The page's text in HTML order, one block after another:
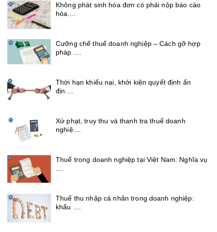
Không phát sinh hóa đơn có phải nộp báo cáo
hóa....
Cưỡng chế thuế doanh nghiệp – Cách gỡ hợp
pháp ....
Thời hạn khiếu nại, khởi kiện quyết định ấn
địn....
Xử phạt, truy thu và thanh tra thuế doanh
nghiệ....
Thuế trong doanh nghiệp tại Việt Nam: Nghĩa vụ
Thuế thu nhập cá nhân trong doanh nghiệp:
khấu ....